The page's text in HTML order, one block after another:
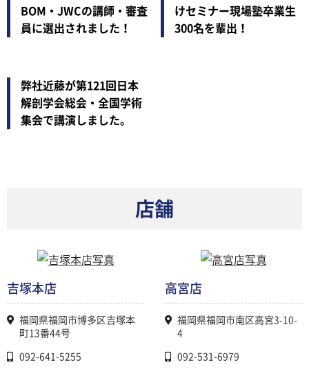
BOM・JWCの講師・審査
員に選出されました！
けセミナー現場塾卒業生
300名を輩出！
弊社近藤が第121回日本
解剖学会総会・全国学術
集会で講演しました。
店舗
吉塚本店
福岡県福岡市博多区吉塚本
町13番44号
092-641-5255
高宮店
福岡県福岡市南区高宮3-10-
4
092-531-6979